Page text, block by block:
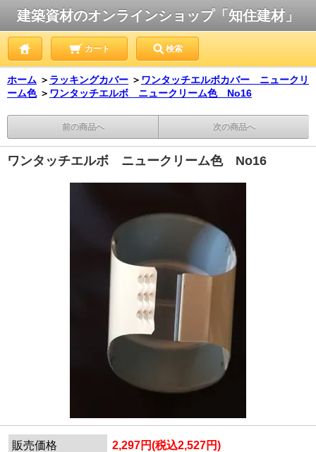
建築資材のオンラインショップ「知住建材」
カート 検索
ホーム ＞ ラッキングカバー ＞ ワンタッチエルボカバー ニュークリ
ーム色 ＞ ワンタッチエルボ ニュークリーム色 No16
前の商品へ 次の商品へ
ワンタッチエルボ ニュークリーム色 No16
販売価格 2,297円(税込2,527円)